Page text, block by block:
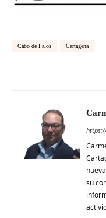
Cabo de Palos Cartagena
su